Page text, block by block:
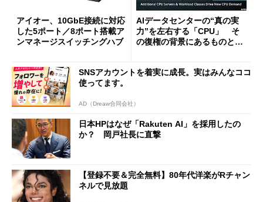
アイオー、10GbE接続に対応
した5ポート／8ポート搭載ア
ンマネージスイッチングハブ
AIデータセンターの“真の実
力”を左右する「CPU」 そ
の復権の背景にあるものと
SNSアカウントを着実に成長。実はみんなココ
使ってます。
AD（Dreaw合同会社）
日本HPはなぜ「Rakuten AI」を採用したの
か？ 岡戸社長に直撃
【登録不要＆完全無料】80年代洋楽がRチャン
ネルで見放題